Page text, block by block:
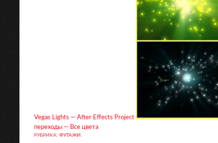
Vegas Lights — After Effects Project
переходы — Все цвета
РУБРИКА: ФУТАЖИ